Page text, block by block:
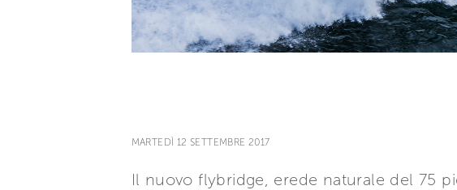
MARTEDÌ 12 SETTEMBRE 2017
Il nuovo flybridge, erede naturale del 75